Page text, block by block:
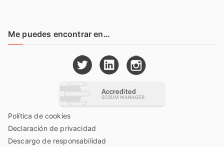
Me puedes encontrar en…
Política de cookies
Declaración de privacidad
Descargo de responsabilidad